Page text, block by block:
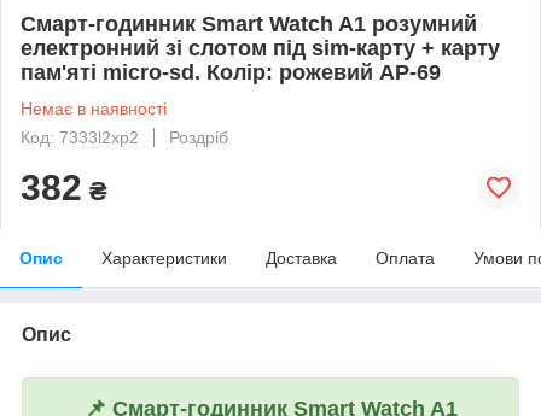
Смарт-годинник Smart Watch A1 розумний
електронний зі слотом під sim-карту + карту
пам'яті micro-sd. Колір: рожевий AP-69
Немає в наявності
Код: 7333l2xp2
Роздріб
382 ₴
Опис Характеристики Доставка Оплата Умови
Опис
📌 Смарт-годинник Smart Watch A1